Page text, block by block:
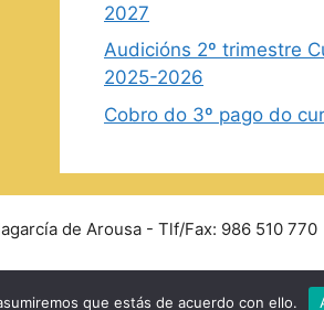
2027
Audicións 2º trimestre
2025-2026
Cobro do 3º pago do
de Arousa - Tlf/Fax: 986 510 770
que estás de acuerdo con ello.